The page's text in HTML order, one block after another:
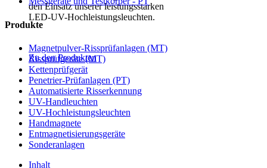
den Einsatz unserer leistungsstarken
LED-UV-Hochleistungsleuchten.
Zu den Produkten
Produkte
Magnetpulver-Rissprüfanlagen (MT)
Rissprüfgeräte (MT)
Kettenprüfgerät
Penetrier-Prüfanlagen (PT)
Automatisierte Risserkennung
UV-Handleuchten
UV-Hochleistungsleuchten
Handmagnete
Entmagnetisierungsgeräte
Sonderanlagen
Inhalt